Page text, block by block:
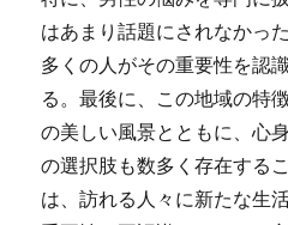
はあまり話題にされなかっ
多くの人がその重要性を認
る。最後に、この地域の特
の美しい風景とともに、心
の選択肢も数多く存在する
は、訪れる人々に新たな生